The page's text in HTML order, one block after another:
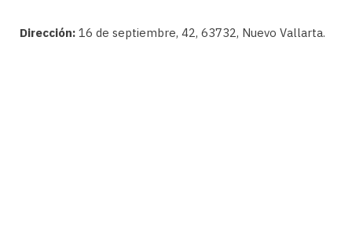
Dirección: 16 de septiembre, 42, 63732, Nuevo Vallarta.